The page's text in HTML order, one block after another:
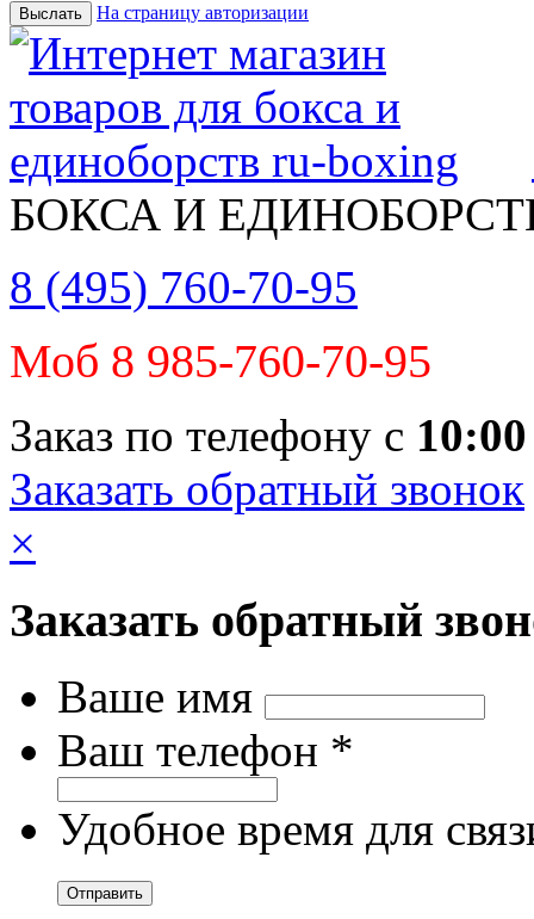
На страницу авторизации
БОКСА И
8 (495) 760-70-95
Моб 8 985-760-70-95
Заказ по телефону с 10:00
Заказать обратный звонок
×
Заказать обратный
Ваше имя
Ваш телефон *
Удобное время для